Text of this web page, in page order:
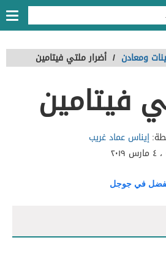
ومعادن / أضرار ملتي فيتامين
فيتامين
إيناس عماد غريب
في جوجل